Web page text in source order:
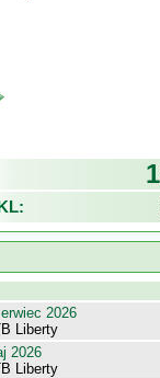
2026
Liberty
2026
Liberty